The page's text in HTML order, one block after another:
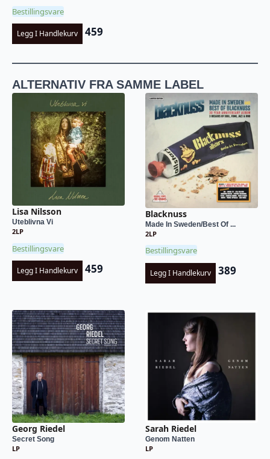
Bestillingsvare
Legg I Handlekurv 459
ALTERNATIV FRA SAMME LABEL
Lisa Nilsson
Uteblivna Vi
2LP
Bestillingsvare
Legg I Handlekurv 459
Blacknuss
Made In Sweden/Best Of ...
2LP
Bestillingsvare
Legg I Handlekurv 389
Georg Riedel
Secret Song
LP
Sarah Riedel
Genom Natten
LP